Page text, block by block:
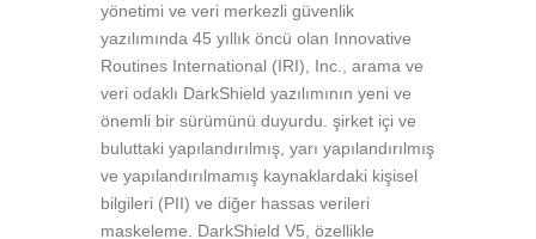
yönetimi ve veri merkezli güvenlik
yazılımında 45 yıllık öncü olan Innovative
Routines International (IRI), Inc., arama ve
veri odaklı DarkShield yazılımının yeni ve
önemli bir sürümünü duyurdu. şirket içi ve
buluttaki yapılandırılmış, yarı yapılandırılmış
ve yapılandırılmamış kaynaklardaki kişisel
bilgileri (PII) ve diğer hassas verileri
maskeleme. DarkShield V5, özellikle